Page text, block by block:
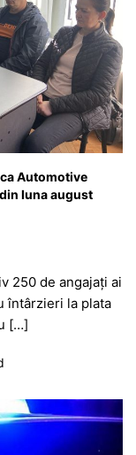
Automotive
luna august
250 de angajați ai
întârzieri la plata
[…]